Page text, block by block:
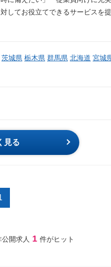
してお役立てできるサービスを
茨城県 栃木県 群馬県 北海道 宮城
見る
公開求人 1 件がヒット